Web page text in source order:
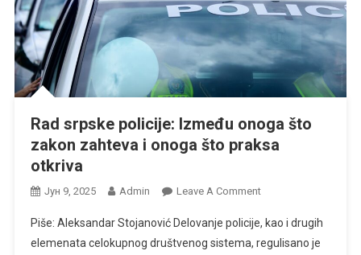
Rad srpske policije: Između onoga što
zakon zahteva i onoga što praksa
otkriva
Јун 9, 2025 Admin Leave A CommentOn
Srpske
Policije:
Piše: Aleksandar Stojanović Delovanje policije, kao i drugih
elemenata celokupnog društvenog sistema, regulisano je